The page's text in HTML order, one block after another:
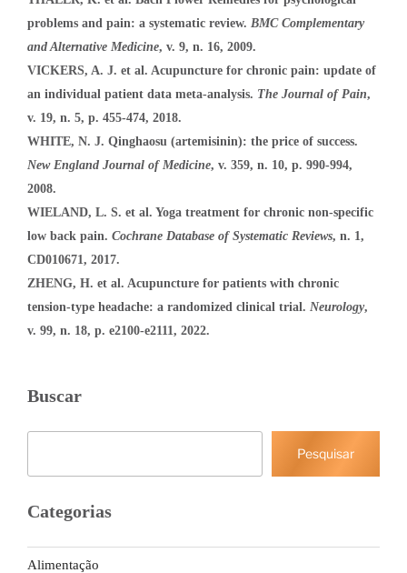
problems and pain: a systematic review. BMC Complementary
and Alternative Medicine, v. 9, n. 16, 2009.
VICKERS, A. J. et al. Acupuncture for chronic pain: update of
an individual patient data meta-analysis. The Journal of Pain,
v. 19, n. 5, p. 455-474, 2018.
WHITE, N. J. Qinghaosu (artemisinin): the price of success.
New England Journal of Medicine, v. 359, n. 10, p. 990-994,
2008.
WIELAND, L. S. et al. Yoga treatment for chronic non-specific
low back pain. Cochrane Database of Systematic Reviews, n. 1,
CD010671, 2017.
ZHENG, H. et al. Acupuncture for patients with chronic
tension-type headache: a randomized clinical trial. Neurology,
v. 99, n. 18, p. e2100-e2111, 2022.
Buscar
Pesquisar
Categorias
Alimentação